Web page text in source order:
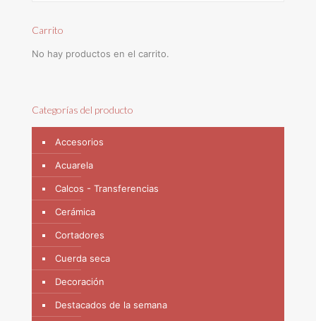
Carrito
No hay productos en el carrito.
Categorías del producto
Accesorios
Acuarela
Calcos - Transferencias
Cerámica
Cortadores
Cuerda seca
Decoración
Destacados de la semana